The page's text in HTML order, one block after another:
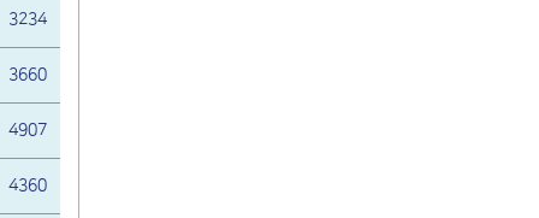
3234
3660
4907
4360